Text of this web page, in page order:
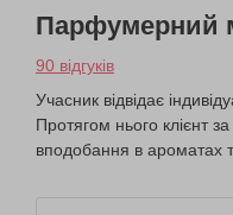
Парфумерний
90 відгуків
Учасник відвідає
Протягом нього клієнт
вподобання в ароматах